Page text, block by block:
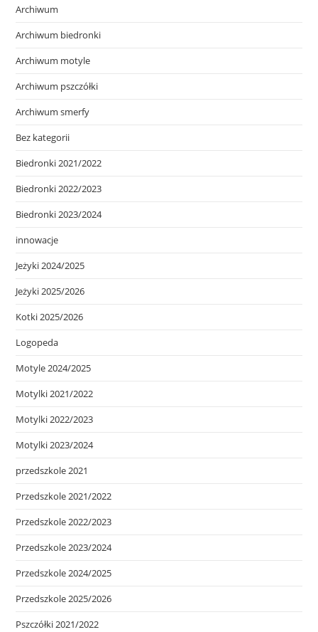
Archiwum
Archiwum biedronki
Archiwum motyle
Archiwum pszczółki
Archiwum smerfy
Bez kategorii
Biedronki 2021/2022
Biedronki 2022/2023
Biedronki 2023/2024
innowacje
Jeżyki 2024/2025
Jeżyki 2025/2026
Kotki 2025/2026
Logopeda
Motyle 2024/2025
Motylki 2021/2022
Motylki 2022/2023
Motylki 2023/2024
przedszkole 2021
Przedszkole 2021/2022
Przedszkole 2022/2023
Przedszkole 2023/2024
Przedszkole 2024/2025
Przedszkole 2025/2026
Pszczółki 2021/2022